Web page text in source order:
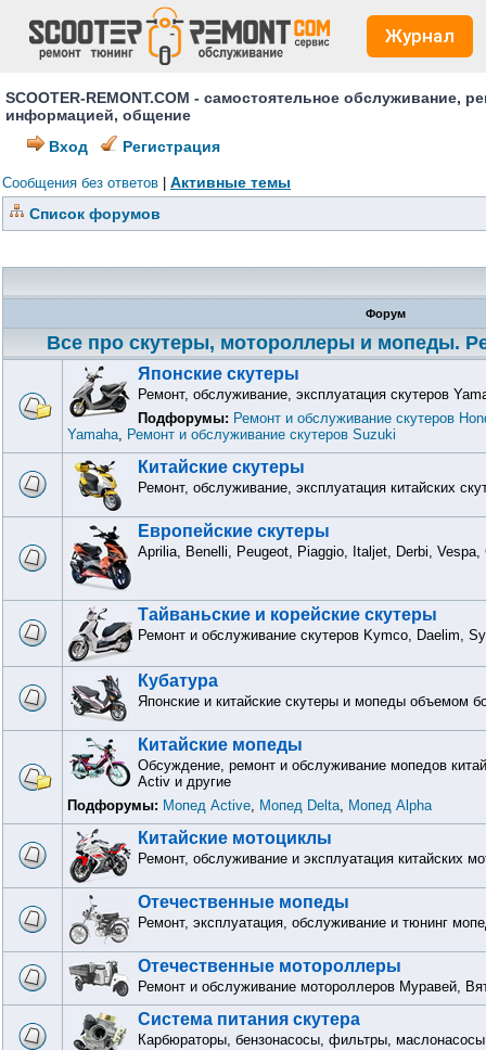
Журнал
SCOOTER-REMONT.COM - самостоятельное
информацией, общение
Вход
Регистрация
Сообщения без ответов
Активные темы
Список форумов
Форум
Все про скутеры, мотороллеры и мопеды.
Японские скутеры
Ремонт, обслуживание, эксплуатация скутеров
Подфорумы: Ремонт и обслуживание скутеров
Yamaha, Ремонт и обслуживание скутеров Suzuki
Китайские скутеры
Ремонт, обслуживание, эксплуатация китайских
Европейские скутеры
Aprilia, Benelli, Peugeot, Piaggio, Italjet, Derbi,
Тайваньские и корейские скутеры
Ремонт и обслуживание скутеров Kymco, Daelim,
Кубатура
Японские и китайские скутеры и мопеды объемом
Китайские мопеды
Обсуждение, ремонт и обслуживание мопедов
Activ и другие
Подфорумы: Мопед Active, Мопед Delta, Мопед Alpha
Китайские мотоциклы
Ремонт, обслуживание и эксплуатация китайских
Отечественные мопеды
Ремонт, эксплуатация, обслуживание и тюнинг
Отечественные мотороллеры
Ремонт и обслуживание мотороллеров Муравей,
Система питания скутера
Карбюраторы, бензонасосы, фильтры,